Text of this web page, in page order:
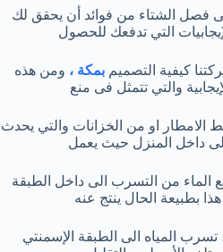
فصل الشتاء من فوائد أن يحقق لك
التي تدفعك للحصول
كيفية التصميم بمكة ، ومن هذه
والتي تتمثل فى منع
الامطار او من الخزانات والتي يحدث
داخل المنزل حيث يعمل
الماء من التسرب الى داخل الطبقة
بطبيعة الحال ينتج عنه
تسرب المياه الى الطبقة الإسمنتي